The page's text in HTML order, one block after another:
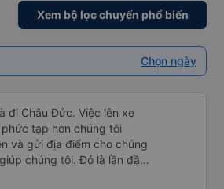
Xem bộ lọc chuyến phổ biến
Chọn ngày
đi Châu Đức. Việc lên xe
tạp hơn chúng tôi
và gửi địa điểm cho chúng
chúng tôi. Đó là lần đầu
trẻ nhỏ khá thú vị. Chúng